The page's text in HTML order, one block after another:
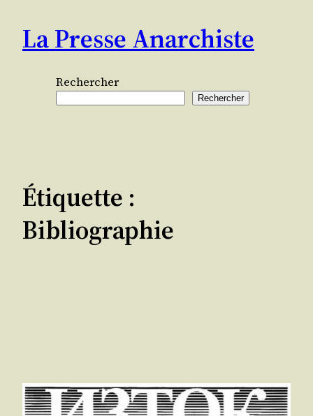
contenu
La Presse Anarchiste
Rechercher
Rechercher
Étiquette :
Bibliographie